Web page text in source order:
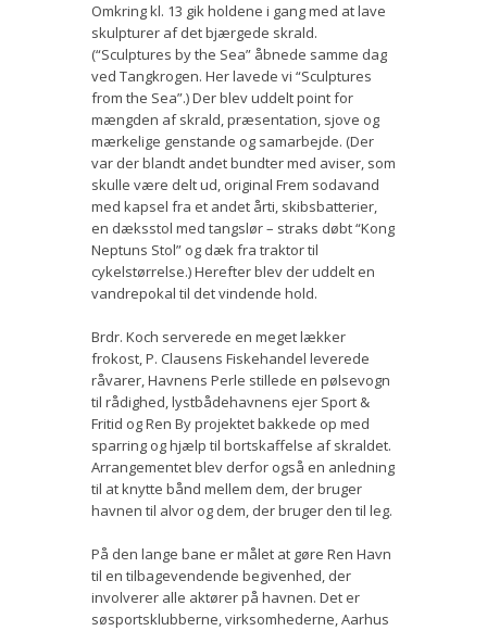
Omkring kl. 13 gik holdene i gang med at lave
skulpturer af det bjærgede skrald.
(“Sculptures by the Sea” åbnede samme dag
ved Tangkrogen. Her lavede vi “Sculptures
from the Sea”.) Der blev uddelt point for
mængden af skrald, præsentation, sjove og
mærkelige genstande og samarbejde. (Der
var der blandt andet bundter med aviser, som
skulle være delt ud, original Frem sodavand
med kapsel fra et andet årti, skibsbatterier,
en dæksstol med tangslør – straks døbt “Kong
Neptuns Stol” og dæk fra traktor til
cykelstørrelse.) Herefter blev der uddelt en
vandrepokal til det vindende hold.
Brdr. Koch serverede en meget lækker
frokost, P. Clausens Fiskehandel leverede
råvarer, Havnens Perle stillede en pølsevogn
til rådighed, lystbådehavnens ejer Sport &
Fritid og Ren By projektet bakkede op med
sparring og hjælp til bortskaffelse af skraldet.
Arrangementet blev derfor også en anledning
til at knytte bånd mellem dem, der bruger
havnen til alvor og dem, der bruger den til leg.
På den lange bane er målet at gøre Ren Havn
til en tilbagevendende begivenhed, der
involverer alle aktører på havnen. Det er
søsportsklubberne, virksomhederne, Aarhus